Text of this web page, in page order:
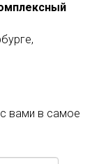
вами в самое